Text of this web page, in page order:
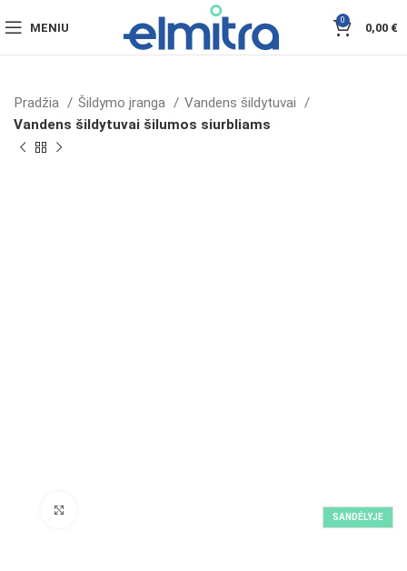
MENIU
0
0,00 €
Pradžia Šildymo įranga
Vandens šildytuvai
Vandens šildytuvai šilumos siurbliams
SANDĖLYJE